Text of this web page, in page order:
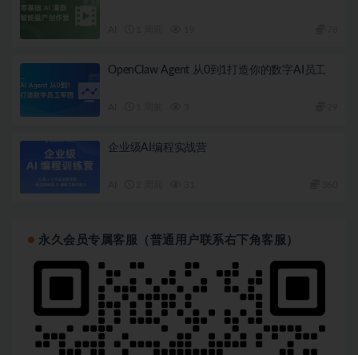
OpenClaw Agent 从0到1打造你的数字AI员工
企业级AI编程实战营
永久会员专属客服（普通用户联系右下角客服）